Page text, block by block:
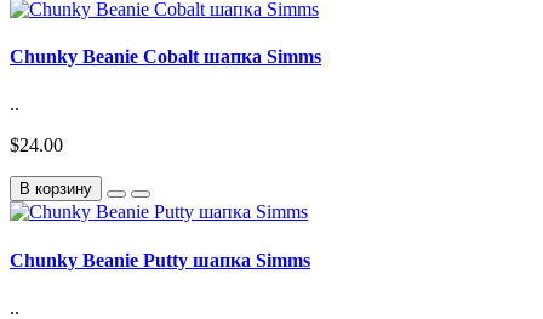
Chunky Beanie Cobalt шапка Simms
..
$24.00
В корзину
Chunky Beanie Putty шапка Simms
..